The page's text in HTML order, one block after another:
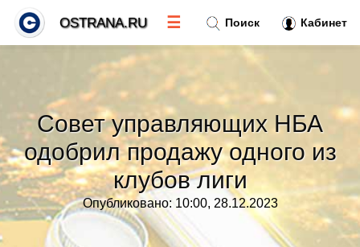
Совет управляющих НБА
одобрил продажу одного из
клубов лиги
Опубликовано: 10:00, 28.12.2023
Поиск Кабинет
OSTRANA.RU ☰
Тренды новостей»
Рубрики»
Правила